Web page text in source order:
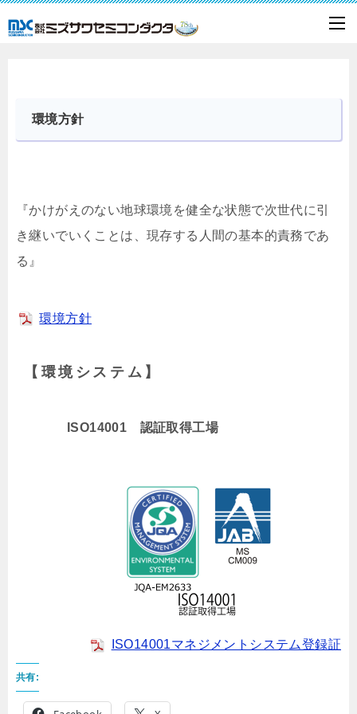
環境方針
『かけがえのない地球環境を健全な状態で次世代に引
き継いでいくことは、現存する人間の基本的責務であ
る』
環境方針
【環境システム】
ISO14001 認証取得工場
ISO14001マネジメントシステム登録証
共有: